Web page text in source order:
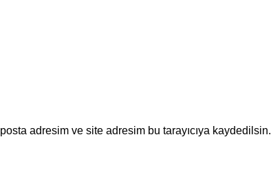
adresim ve site adresim bu tarayıcıya kaydedilsin.